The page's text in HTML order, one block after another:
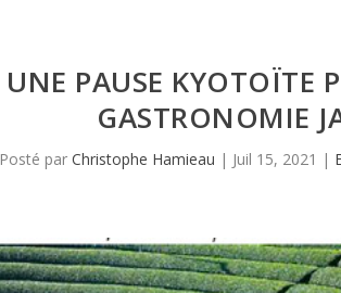
UNE PAUSE KYOTOÏTE
GASTRONOMIE
Posté par Christophe Hamieau | Juil 15, 2021 |